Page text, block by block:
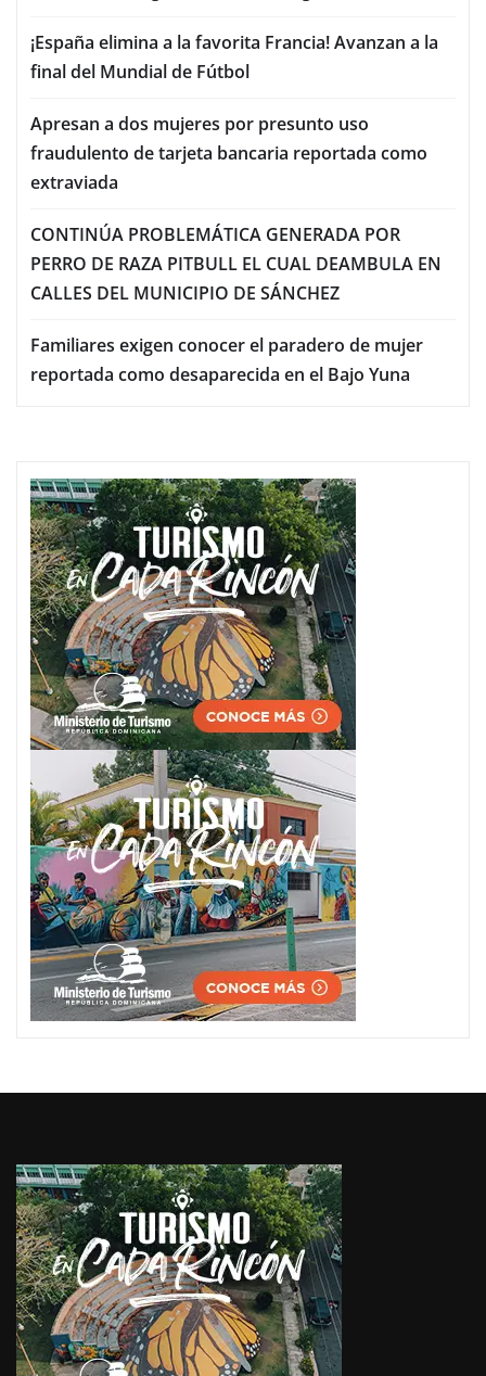
¡España elimina a la favorita Francia! Avanzan a la
final del Mundial de Fútbol
Apresan a dos mujeres por presunto uso
fraudulento de tarjeta bancaria reportada como
extraviada
CONTINÚA PROBLEMÁTICA GENERADA POR
PERRO DE RAZA PITBULL EL CUAL DEAMBULA EN
CALLES DEL MUNICIPIO DE SÁNCHEZ
Familiares exigen conocer el paradero de mujer
reportada como desaparecida en el Bajo Yuna